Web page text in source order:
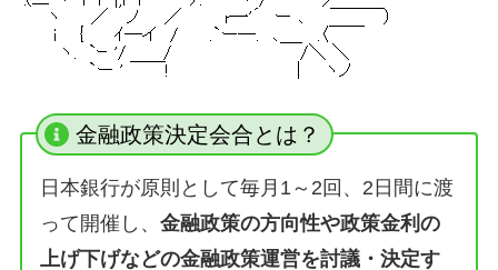
金融政策決定会合とは？
日本銀行が原則として毎月1～2回、2日間に渡
って開催し、 金融政策の方向性や政策金利の
上げ下げなどの金融政策運営を討議・決定す